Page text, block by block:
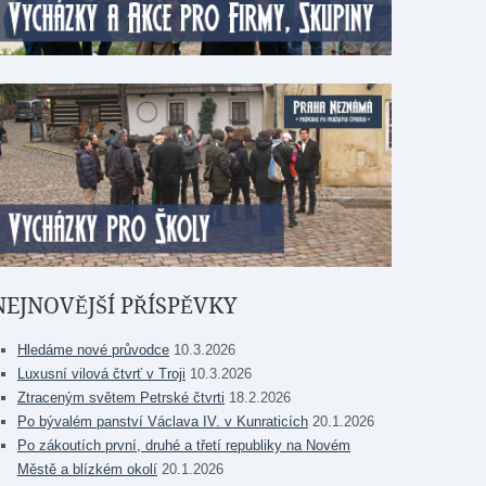
PŘÍSPĚVKY
Hledáme nové průvodce 10.3.2026
Luxusní vilová čtvrť v Troji 10.3.2026
Ztraceným světem Petrské čtvrti 18.2.2026
Po bývalém panství Václava IV. v Kunraticích 20.1.2026
Po zákoutích první, druhé a třetí republiky na Novém
Městě a blízkém okolí 20.1.2026